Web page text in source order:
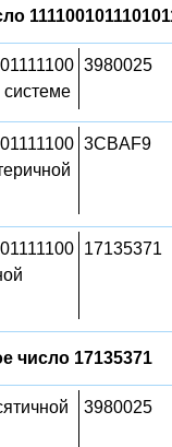
системе
3980025
3CBAF9
17135371
число 17135371
3980025